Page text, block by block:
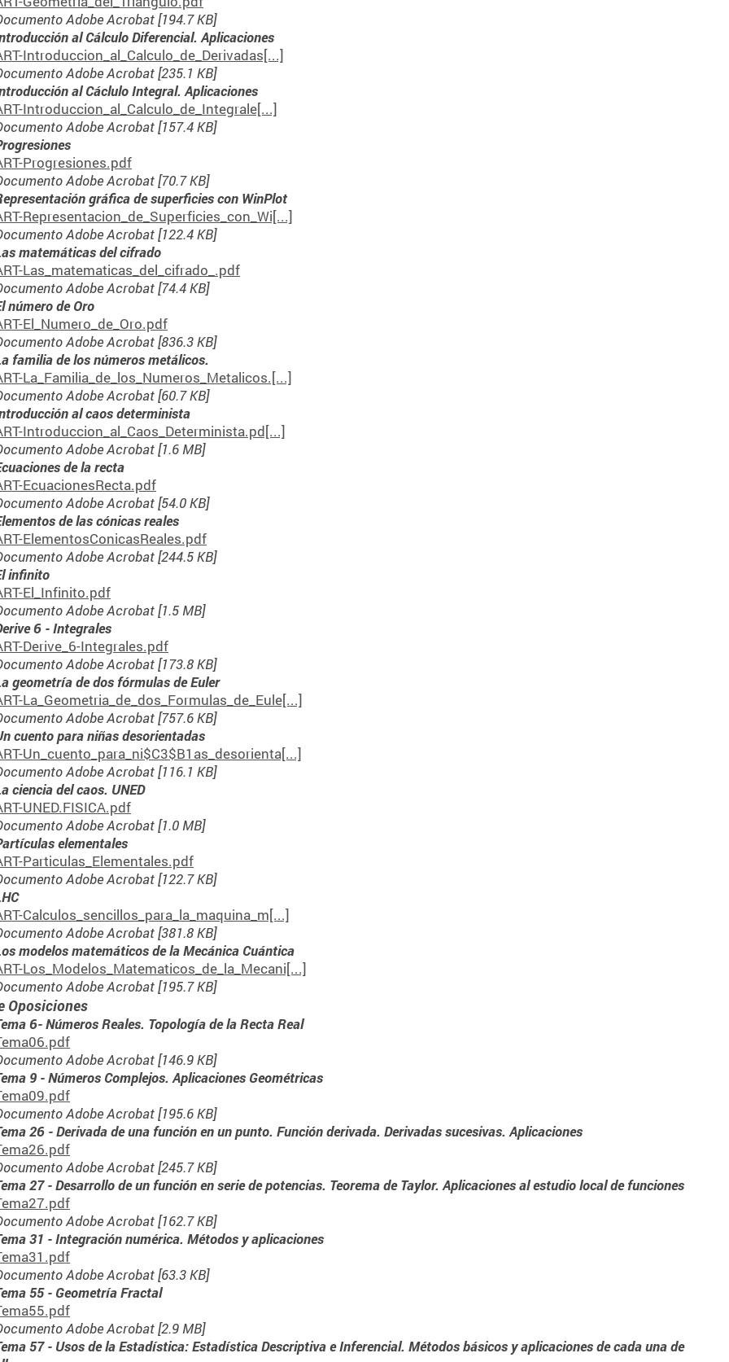
Adobe Acrobat [194.7 KB]
al Cálculo Diferencial. Aplicaciones
Introduccion_al_Calculo_de_Derivadas[...]
Adobe Acrobat [235.1 KB]
al Cáclulo Integral. Aplicaciones
Introduccion_al_Calculo_de_Integrale[...]
Adobe Acrobat [157.4 KB]
Progresiones.pdf
Adobe Acrobat [70.7 KB]
gráfica de superficies con WinPlot
Representacion_de_Superficies_con_Wi[...]
Adobe Acrobat [122.4 KB]
matemáticas del cifrado
Las_matematicas_del_cifrado_.pdf
Adobe Acrobat [74.4 KB]
número de Oro
El_Numero_de_Oro.pdf
Adobe Acrobat [836.3 KB]
familia de los números metálicos.
La_Familia_de_los_Numeros_Metalicos.[...]
Adobe Acrobat [60.7 KB]
al caos determinista
Introduccion_al_Caos_Determinista.pd[...]
Adobe Acrobat [1.6 MB]
de la recta
EcuacionesRecta.pdf
Adobe Acrobat [54.0 KB]
de las cónicas reales
ElementosConicasReales.pdf
Adobe Acrobat [244.5 KB]
infinito
El_Infinito.pdf
Adobe Acrobat [1.5 MB]
6 - Integrales
Derive_6-Integrales.pdf
Adobe Acrobat [173.8 KB]
geometría de dos fórmulas de Euler
La_Geometria_de_dos_Formulas_de_Eule[...]
Adobe Acrobat [757.6 KB]
cuento para niñas desorientadas
Un_cuento_para_ni$C3$B1as_desorienta[...]
Adobe Acrobat [116.1 KB]
ciencia del caos. UNED
UNED.FISICA.pdf
Adobe Acrobat [1.0 MB]
elementales
Particulas_Elementales.pdf
Adobe Acrobat [122.7 KB]
Calculos_sencillos_para_la_maquina_m[...]
Adobe Acrobat [381.8 KB]
modelos matemáticos de la Mecánica Cuántica
Los_Modelos_Matematicos_de_la_Mecani[...]
Adobe Acrobat [195.7 KB]
Oposiciones
6- Números Reales. Topología de la Recta Real
Adobe Acrobat [146.9 KB]
9 - Números Complejos. Aplicaciones Geométricas
Adobe Acrobat [195.6 KB]
26 - Derivada de una función en un punto. Función derivada. Derivadas sucesivas. Aplicaciones
Adobe Acrobat [245.7 KB]
27 - Desarrollo de un función en serie de potencias. Teorema de Taylor. Aplicaciones al estudio local de funciones
Adobe Acrobat [162.7 KB]
31 - Integración numérica. Métodos y aplicaciones
Adobe Acrobat [63.3 KB]
55 - Geometría Fractal
Adobe Acrobat [2.9 MB]
57 - Usos de la Estadística: Estadística Descriptiva e Inferencial. Métodos básicos y aplicaciones de cada una de